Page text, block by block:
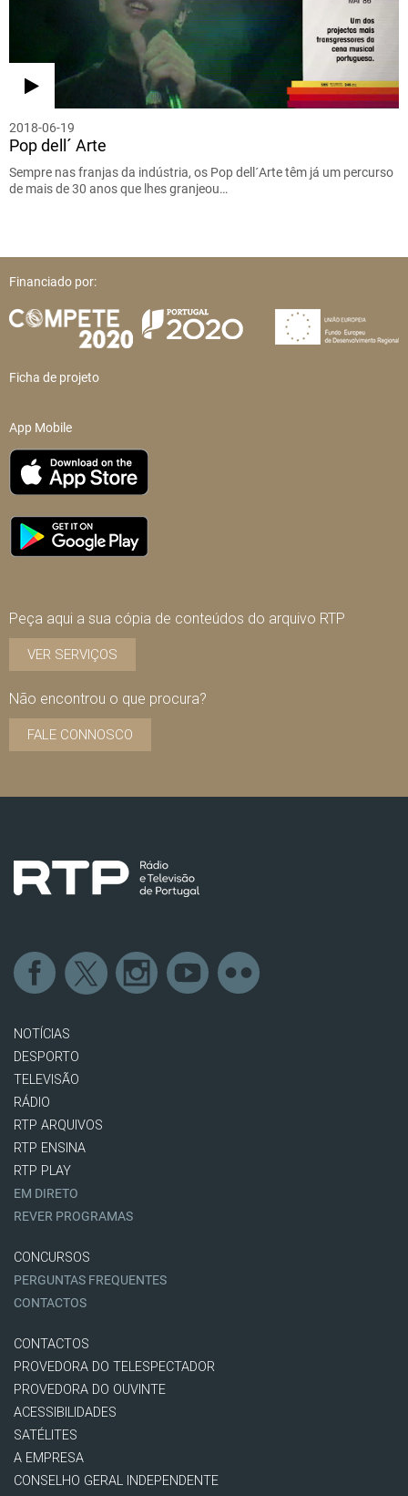
2018-06-19
Pop dell´ Arte
Sempre nas franjas da indústria, os Pop dell´Arte têm já um percurso
de mais de 30 anos que lhes granjeou…
Financiado por:
Ficha de projeto
App Mobile
Peça aqui a sua cópia de conteúdos do arquivo RTP
VER SERVIÇOS
Não encontrou o que procura?
FALE CONNOSCO
NOTÍCIAS
DESPORTO
TELEVISÃO
RÁDIO
RTP ARQUIVOS
RTP ENSINA
RTP PLAY
EM DIRETO
REVER PROGRAMAS
CONCURSOS
PERGUNTAS FREQUENTES
CONTACTOS
CONTACTOS
PROVEDORA DO TELESPECTADOR
PROVEDORA DO OUVINTE
ACESSIBILIDADES
SATÉLITES
A EMPRESA
CONSELHO GERAL INDEPENDENTE